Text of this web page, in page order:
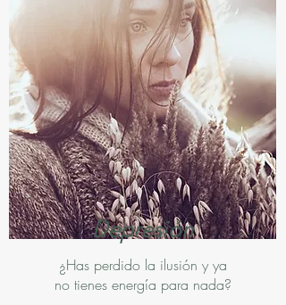
Depresión
¿Has perdido la ilusión y ya
no tienes energía para nada?